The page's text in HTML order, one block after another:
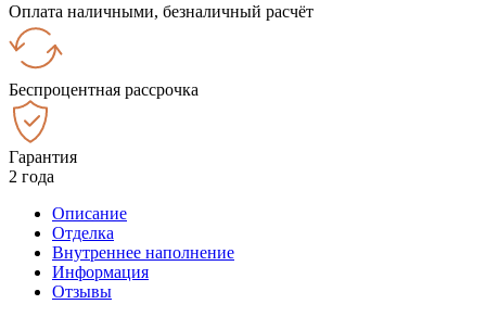
Оплата наличными, безналичный расчёт
Беспроцентная рассрочка
Гарантия
2 года
Описание
Отделка
Внутреннее наполнение
Информация
Отзывы